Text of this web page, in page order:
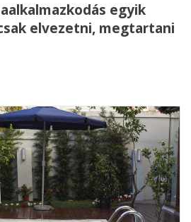
egyik
elvezetni, megtartani